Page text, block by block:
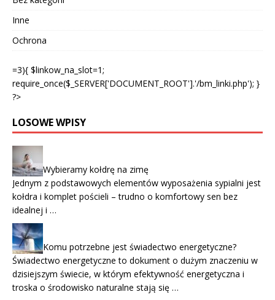
Inne
Ochrona
=3){ $linkow_na_slot=1;
require_once($_SERVER['DOCUMENT_ROOT'].'/bm_linki.php'); }
?>
LOSOWE WPISY
Wybieramy kołdrę na zimę
Jednym z podstawowych elementów wyposażenia sypialni jest
kołdra i komplet pościeli – trudno o komfortowy sen bez
idealnej i …
Komu potrzebne jest świadectwo energetyczne?
Świadectwo energetyczne to dokument o dużym znaczeniu w
dzisiejszym świecie, w którym efektywność energetyczna i
troska o środowisko naturalne stają się …